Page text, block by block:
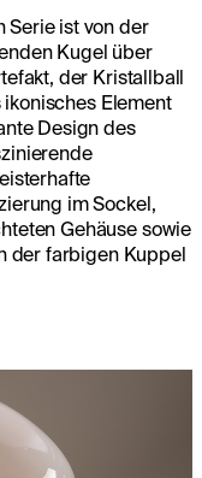
Serie ist von der
Kugel über
der Kristallball
Element
Design des
im Sockel,
Gehäuse sowie
der farbigen Kuppel